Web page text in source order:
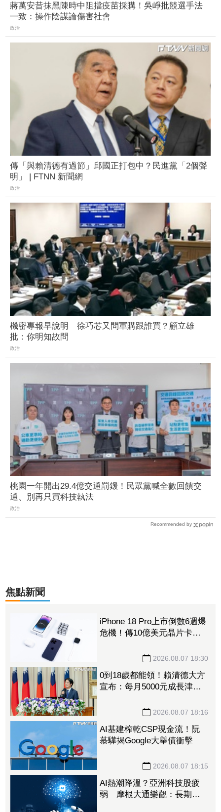
蔣萬安昔抹黑陳時中阻擋疫苗採購！吳崢批競選手法
一致：操作陰謀論傷害社會
政治
傳「與賴清德有過節」邱國正打包中？民進黨「2個聲
明」 | FTNN 新聞網
政治
機密專報早說明 徐巧芯又問軍購跟誰買？顧立雄
批：你明知故問
政治
桃園一年開出29.4億交通罰鍰！民眾黨喊全數回饋交
通、別再只買科技執法
政治
Recommended by
焦點新聞
iPhone 18 Pro上市倒數6週爆
危機！傳10億美元晶片卡封
2026.08.07 18:30
0到18歲都能領！賴清德大方
宣布：每月5000元成長津
2026.08.07 18:16
AI基建榨乾CSP現金流！阮
慕驊揭Google大舉債衝擊
2026.08.07 18:15
AI熱潮降溫？亞洲科技股疲
弱 摩根大通樂觀：長期投